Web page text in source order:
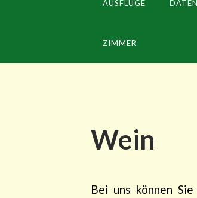
AUSFLÜGE
ZIMMER
Wein
Bei uns können